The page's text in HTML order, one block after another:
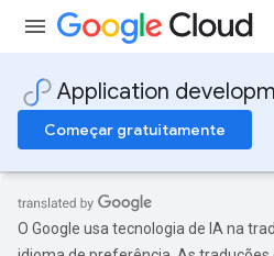
Application
Começar gratuitamente
O Google usa tecnologia de IA na